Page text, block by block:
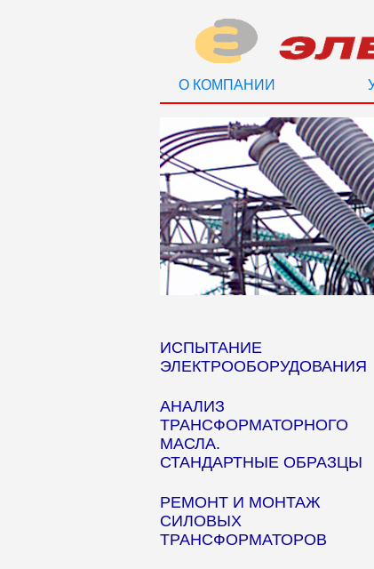
О КОМПАНИИ
ИСПЫТАНИЕ
ЭЛЕКТРООБОРУДОВАНИЯ
АНАЛИЗ
ТРАНСФОРМАТОРНОГО
МАСЛА.
СТАНДАРТНЫЕ ОБРАЗЦЫ
РЕМОНТ И МОНТАЖ
СИЛОВЫХ
ТРАНСФОРМАТОРОВ